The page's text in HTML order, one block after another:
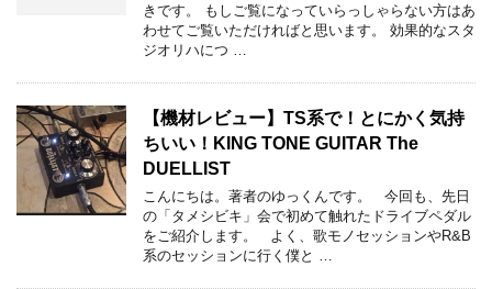
きです。 もしご覧になっていらっしゃらない方はあ
わせてご覧いただければと思います。 効果的なスタ
ジオリハにつ …
【機材レビュー】TS系で！とにかく気持
ちいい！KING TONE GUITAR The
DUELLIST
こんにちは。著者のゆっくんです。 今回も、先日
の「タメシビキ」会で初めて触れたドライブペダル
をご紹介します。 よく、歌モノセッションやR&B
系のセッションに行く僕と …